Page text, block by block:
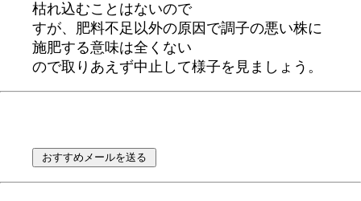
枯れ込むことはないので
すが、肥料不足以外の原因で調子の悪い株に
施肥する意味は全くない
ので取りあえず中止して様子を見ましょう。